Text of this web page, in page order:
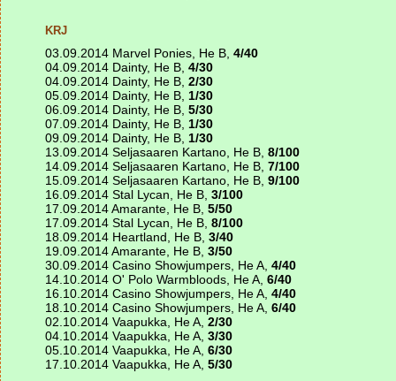
KRJ
03.09.2014 Marvel Ponies, He B, 4/40
04.09.2014 Dainty, He B, 4/30
04.09.2014 Dainty, He B, 2/30
05.09.2014 Dainty, He B, 1/30
06.09.2014 Dainty, He B, 5/30
07.09.2014 Dainty, He B, 1/30
09.09.2014 Dainty, He B, 1/30
13.09.2014 Seljasaaren Kartano, He B, 8/100
14.09.2014 Seljasaaren Kartano, He B, 7/100
15.09.2014 Seljasaaren Kartano, He B, 9/100
16.09.2014 Stal Lycan, He B, 3/100
17.09.2014 Amarante, He B, 5/50
17.09.2014 Stal Lycan, He B, 8/100
18.09.2014 Heartland, He B, 3/40
19.09.2014 Amarante, He B, 3/50
30.09.2014 Casino Showjumpers, He A, 4/40
14.10.2014 O' Polo Warmbloods, He A, 6/40
16.10.2014 Casino Showjumpers, He A, 4/40
18.10.2014 Casino Showjumpers, He A, 6/40
02.10.2014 Vaapukka, He A, 2/30
04.10.2014 Vaapukka, He A, 3/30
05.10.2014 Vaapukka, He A, 6/30
17.10.2014 Vaapukka, He A, 5/30